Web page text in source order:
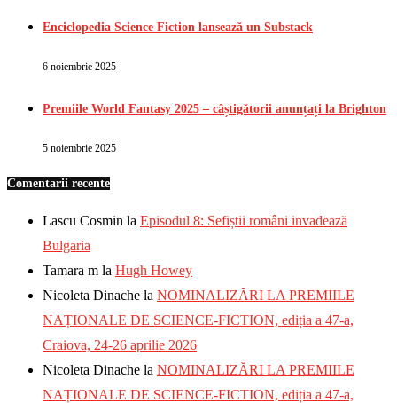
Enciclopedia Science Fiction lansează un Substack
6 noiembrie 2025
Premiile World Fantasy 2025 – câștigătorii anunțați la Brighton
5 noiembrie 2025
Comentarii recente
Lascu Cosmin la Episodul 8: Sefiștii români invadează
Bulgaria
Tamara m la Hugh Howey
Nicoleta Dinache la NOMINALIZĂRI LA PREMIILE
NAȚIONALE DE SCIENCE-FICTION, ediția a 47-a,
Craiova, 24-26 aprilie 2026
Nicoleta Dinache la NOMINALIZĂRI LA PREMIILE
NAȚIONALE DE SCIENCE-FICTION, ediția a 47-a,